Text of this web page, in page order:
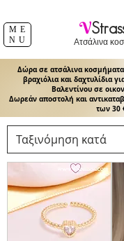
ME
NU
V
Ατσάλινα
Δώρα σε ατσάλινα
βραχιόλια και δαχτυλίδια
Βαλεντίνου σε
Δωρεάν αποστολή και
των 30